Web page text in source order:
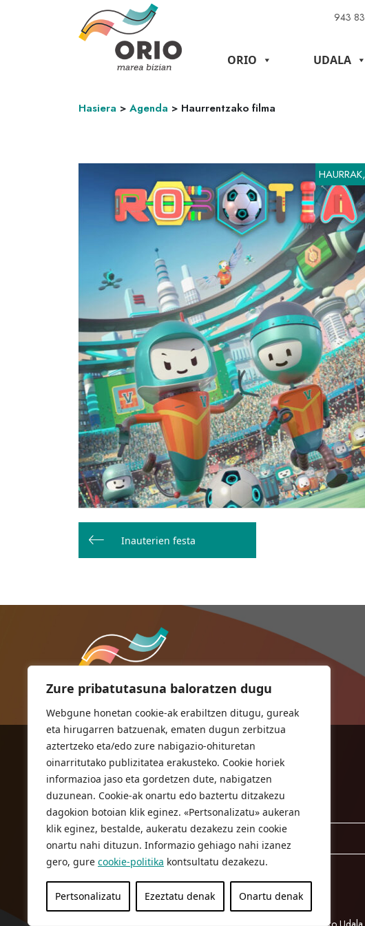
Zure pribatutasuna baloratzen dugu
Webgune honetan cookie-ak erabiltzen ditugu, gureak
eta hirugarren batzuenak, ematen dugun zerbitzua
aztertzeko eta/edo zure nabigazio-ohituretan
oinarritutako publizitatea erakusteko. Cookie horiek
informazioa jaso eta gordetzen dute, nabigatzen
duzunean. Cookie-ak onartu edo baztertu ditzakezu
dagokion botoian klik eginez. «Pertsonalizatu» aukeran
klik eginez, bestalde, aukeratu dezakezu zein cookie
onartu nahi dituzun. Informazio gehiago nahi izanez
gero, gure cookie-politika kontsultatu dezakezu.
Pertsonalizatu Ezeztatu denak Onartu denak
943
ORIO UDALA
Hasiera > Agenda > Haurrentzako filma
Bidalketetan
zeharInauterien festa
ORIOKO UDALA
Herriko plaza,1
20810 Orio (Gipuzkoa)
T. 943 83 03 46
bulegoak@orio.eus